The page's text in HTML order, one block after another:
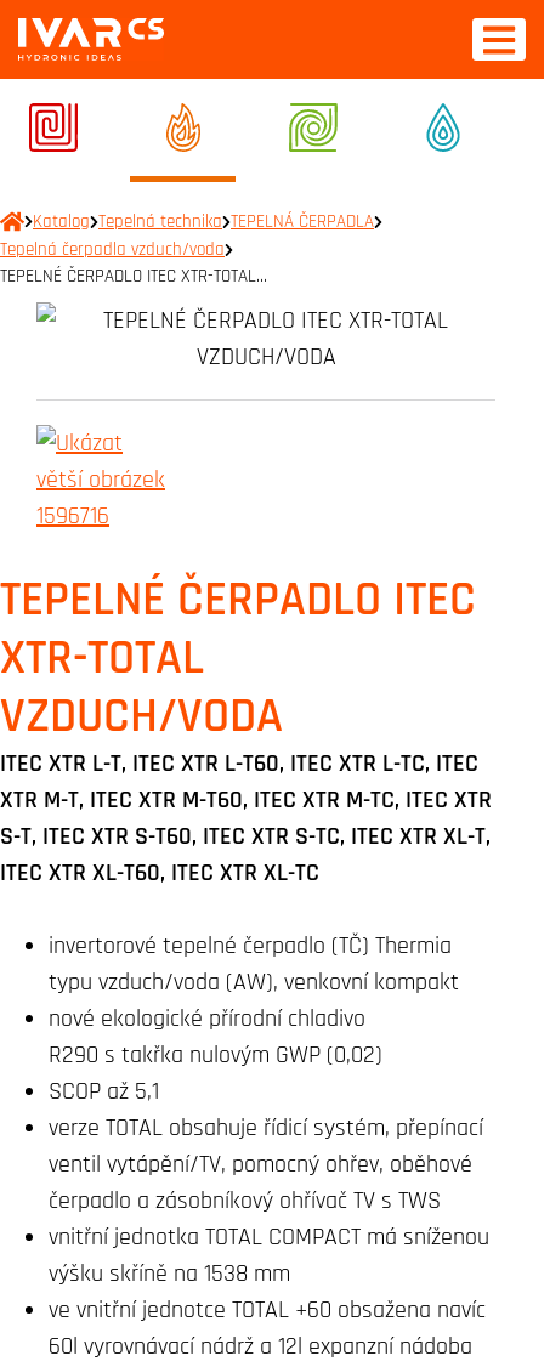
Katalog Tepelná technika TEPELNÁ ČERPADLA
Tepelná čerpadla vzduch/voda
TEPELNÉ ČERPADLO ITEC XTR-TOTAL…
TEPELNÉ ČERPADLO ITEC
XTR-TOTAL
VZDUCH/VODA
ITEC XTR L-T, ITEC XTR L-T60, ITEC XTR L-TC, ITEC
XTR M-T, ITEC XTR M-T60, ITEC XTR M-TC, ITEC XTR
S-T, ITEC XTR S-T60, ITEC XTR S-TC, ITEC XTR XL-T,
ITEC XTR XL-T60, ITEC XTR XL-TC
invertorové tepelné čerpadlo (TČ) Thermia
typu vzduch/voda (AW), venkovní kompakt
nové ekologické přírodní chladivo
R290 s takřka nulovým GWP (0,02)
SCOP až 5,1
verze TOTAL obsahuje řídicí systém, přepínací
ventil vytápění/TV, pomocný ohřev, oběhové
čerpadlo a zásobníkový ohřívač TV s TWS
vnitřní jednotka TOTAL COMPACT má sníženou
výšku skříně na 1538 mm
ve vnitřní jednotce TOTAL +60 obsažena navíc
60l vyrovnávací nádrž a 12l expanzní nádoba